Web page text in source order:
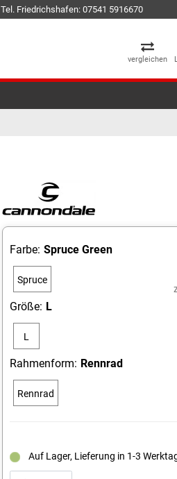
Tel. Friedrichshafen: 07541 5916670
vergleichen
Farbe: Spruce Green
Spruce
Größe: L
L
Rahmenform: Rennrad
Rennrad
Auf Lager, Lieferung in 1-3